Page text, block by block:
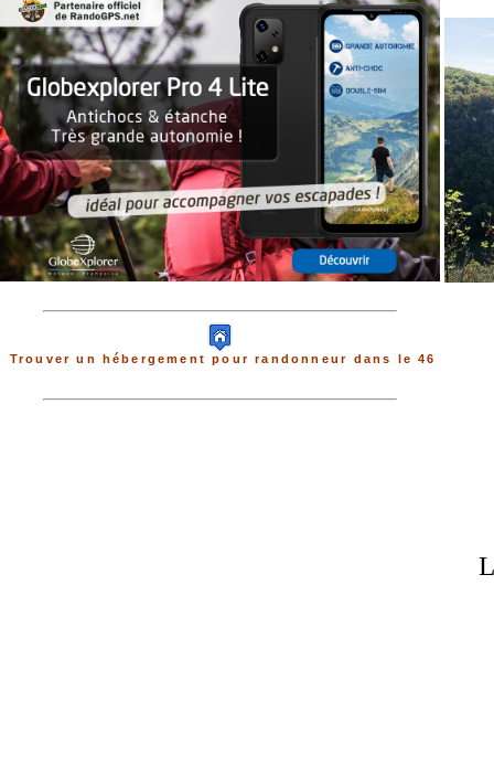
Trouver un hébergement pour randonneur dans le 46